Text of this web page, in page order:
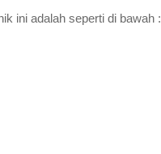
ini adalah seperti di bawah :